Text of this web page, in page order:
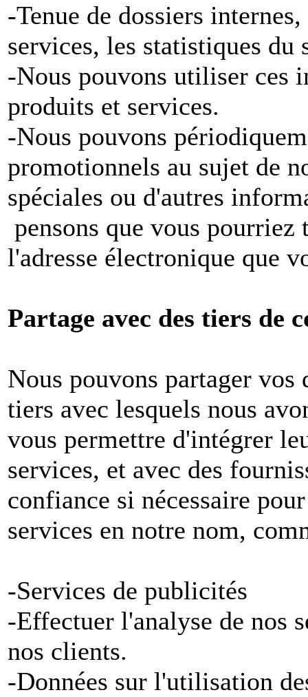
-Tenue de dossiers
services, les statistiques du
-Nous pouvons utiliser ces
produits et services.
-Nous pouvons
promotionnels au sujet de
spéciales ou d'autres
pensons que vous
l'adresse électronique que
Partage avec des tiers de
Nous pouvons partager vos
tiers avec lesquels nous
vous permettre d'intégrer
services, et avec des
confiance si nécessaire
services en notre nom,
-Services de publicités
-Effectuer l'analyse de nos
nos clients.
-Données sur l'utilisation